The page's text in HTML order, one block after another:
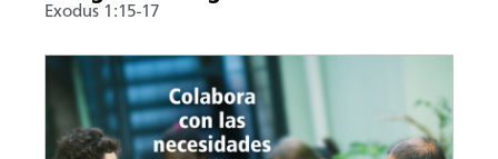
Exodus 1:15-17